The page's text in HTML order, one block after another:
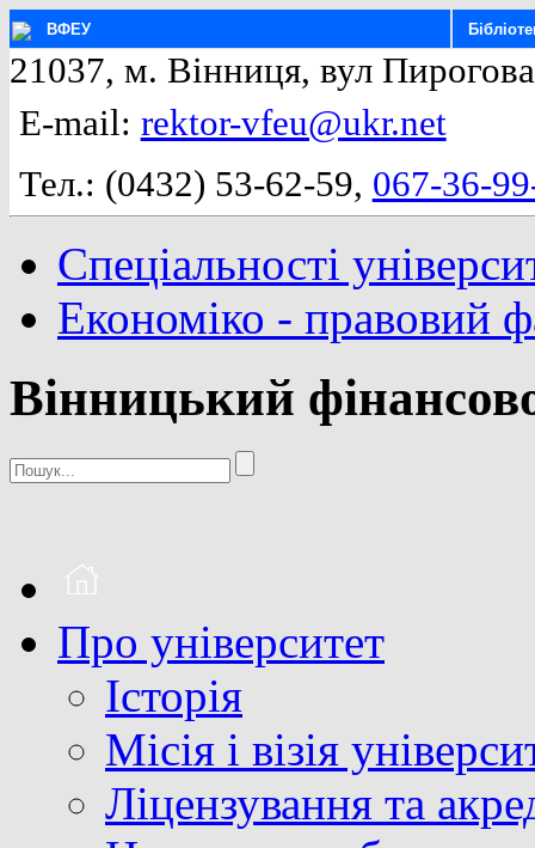
ВФЕУ
21037, м. Вінниця, вул
E-mail: rektor-vfeu@ukr.net
Тел.: (0432) 53-62-59, 067-36-
Спеціальності
Економіко - правовий
Вінницький
Про університет
Історія
Місія і візія
Ліцензування та